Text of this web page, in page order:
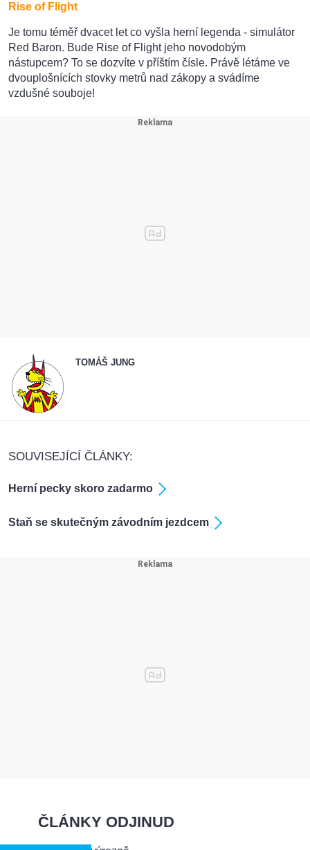
Rise of Flight
Je tomu téměř dvacet let co vyšla herní legenda - simulátor
Red Baron. Bude Rise of Flight jeho novodobým
nástupcem? To se dozvíte v příštím čísle. Právě létáme ve
dvouplošnících stovky metrů nad zákopy a svádíme
vzdušné souboje!
TOMÁŠ JUNG
SOUVISEJÍCÍ ČLÁNKY:
Herní pecky skoro zadarmo
Staň se skutečným závodním jezdcem
ČLÁNKY ODJINUD